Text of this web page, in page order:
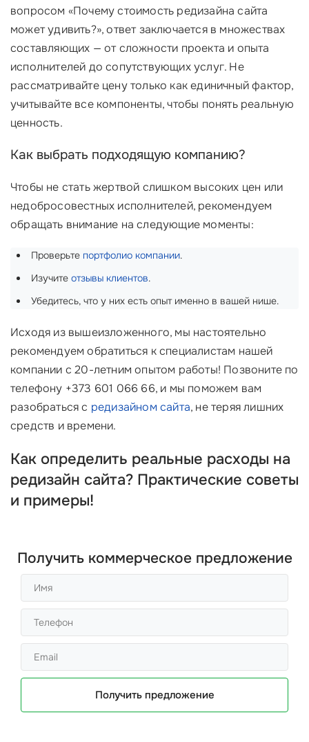
вопросом «Почему стоимость редизайна сайта
может удивить?», ответ заключается в множествах
составляющих — от сложности проекта и опыта
исполнителей до сопутствующих услуг. Не
рассматривайте цену только как единичный фактор,
учитывайте все компоненты, чтобы понять реальную
ценность.
Как выбрать подходящую компанию?
Чтобы не стать жертвой слишком высоких цен или
недобросовестных исполнителей, рекомендуем
обращать внимание на следующие моменты:
Проверьте портфолио компании.
Изучите отзывы клиентов.
Убедитесь, что у них есть опыт именно в вашей нише.
Исходя из вышеизложенного, мы настоятельно
рекомендуем обратиться к специалистам нашей
компании с 20-летним опытом работы! Позвоните по
телефону +373 601 066 66, и мы поможем вам
разобраться с редизайном сайта, не теряя лишних
средств и времени.
Как определить реальные расходы на
редизайн сайта? Практические советы
и примеры!
Получить коммерческое предложение
Получить предложение